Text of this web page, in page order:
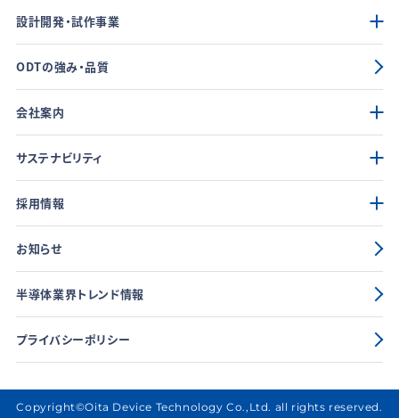
設計開発・試作事業
ODTの強み・品質
会社案内
サステナビリティ
採用情報
お知らせ
半導体業界トレンド情報
プライバシーポリシー
Copyright©Oita Device Technology Co.,Ltd. all rights reserved.